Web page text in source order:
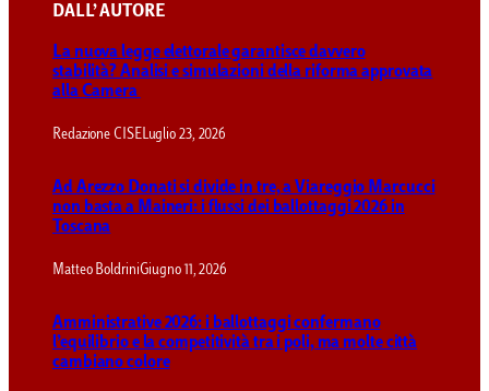
DALL’ AUTORE
La nuova legge elettorale garantisce davvero
stabilità? Analisi e simulazioni della riforma approvata
alla Camera
Redazione CISELuglio 23, 2026
Ad Arezzo Donati si divide in tre, a Viareggio Marcucci
non basta a Maineri: i flussi dei ballottaggi 2026 in
Toscana
Matteo BoldriniGiugno 11, 2026
Amministrative 2026: i ballottaggi confermano
l’equilibrio e la competitività tra i poli, ma molte città
cambiano colore